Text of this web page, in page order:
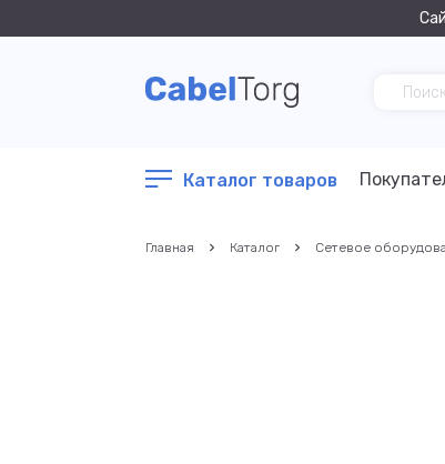
Каталог товаров
Главная Каталог Сетевое